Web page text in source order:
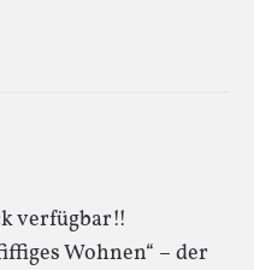
verfügbar!!
Wohnen“ – der